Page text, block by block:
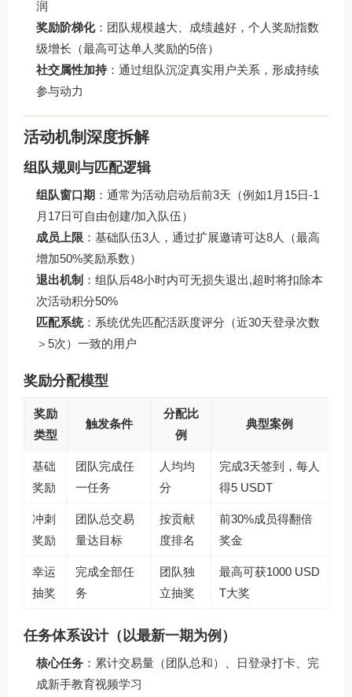
润
奖励阶梯化：团队规模越大、成绩越好，个人奖励指数
级增长（最高可达单人奖励的5倍）
社交属性加持：通过组队沉淀真实用户关系，形成持续
参与动力
活动机制深度拆解
组队规则与匹配逻辑
组队窗口期 ：通常为活动启动后前3天（例如1月15日-1
月17日可自由创建/加入队伍）
成员上限 ：基础队伍3人，通过扩展邀请可达8人（最高
增加50%奖励系数）
退出机制 ：组队后48小时内可无损失退出,超时将扣除本
次活动积分50%
匹配系统：系统优先匹配活跃度评分（近30天登录次数
＞5次）一致的用户
奖励分配模型
奖励
类型
触发条件
分配比
例
典型案例
基础
奖励
团队完成任
一任务
人均均
分
完成3天签到，每人
得5 USDT
冲刺
奖励
团队总交易
量达目标
按贡献
度排名
前30%成员得翻倍
奖金
幸运
抽奖
完成全部任
务
团队独
立抽奖
最高可获1000 USD
T大奖
任务体系设计（以最新一期为例）
核心任务 ：累计交易量（团队总和）、日登录打卡、完
成新手教育视频学习